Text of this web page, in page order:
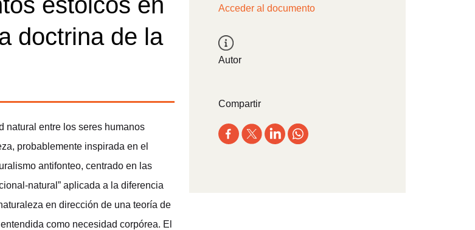
doctrina de la
natural entre los seres humanos
probablemente inspirada en el
antifonteo, centrado en las
natural” aplicada a la diferencia
en dirección de una teoría de
como necesidad corpórea. El
Acceder al documento
Autor
Compartir